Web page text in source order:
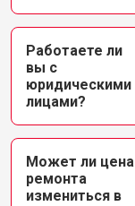
Работаете ли
вы с
юридическими
лицами?
Может ли цена
ремонта
измениться в